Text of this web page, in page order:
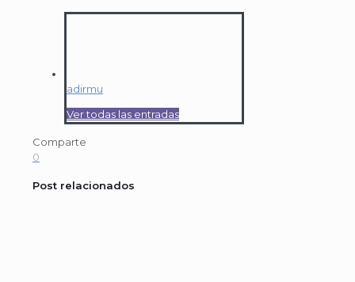
adirmu
Ver todas las entradas
Comparte
0
Post relacionados